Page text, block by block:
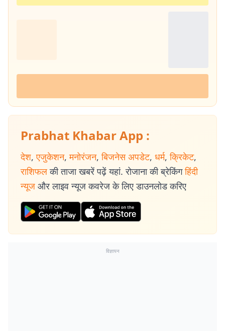
Prabhat Khabar App :
देश, एजुकेशन, मनोरंजन, बिजनेस अपडेट, धर्म, क्रिकेट,
राशिफल की ताजा खबरें पढ़ें यहां. रोजाना की ब्रेकिंग हिंदी
न्यूज और लाइव न्यूज कवरेज के लिए डाउनलोड करिए
विज्ञापन